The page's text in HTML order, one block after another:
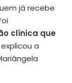
já recebe
clínica que
a